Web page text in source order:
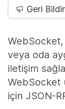
Geri
veya oda
iletişim
WebSocket
için JSON-